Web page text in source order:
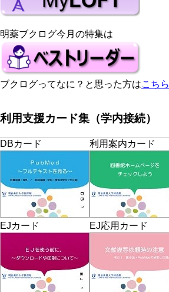
明薬ブクログ今月の特集は
ブクログってなに？と思った方はこちら
利用支援カード集（学内接続）
DBカード 利用案内カード
EJカード EJ応用カード